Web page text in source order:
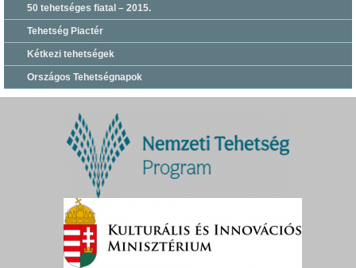
50 tehetséges fiatal – 2015.
Tehetség Piactér
Kétkezi tehetségek
Országos Tehetségnapok